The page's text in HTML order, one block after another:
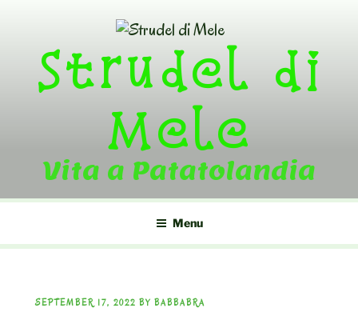
contentStrudel di
Mele
Vita a Patatolandia
Menu
POSTED
SEPTEMBER 17, 2022 BY BABBABRA